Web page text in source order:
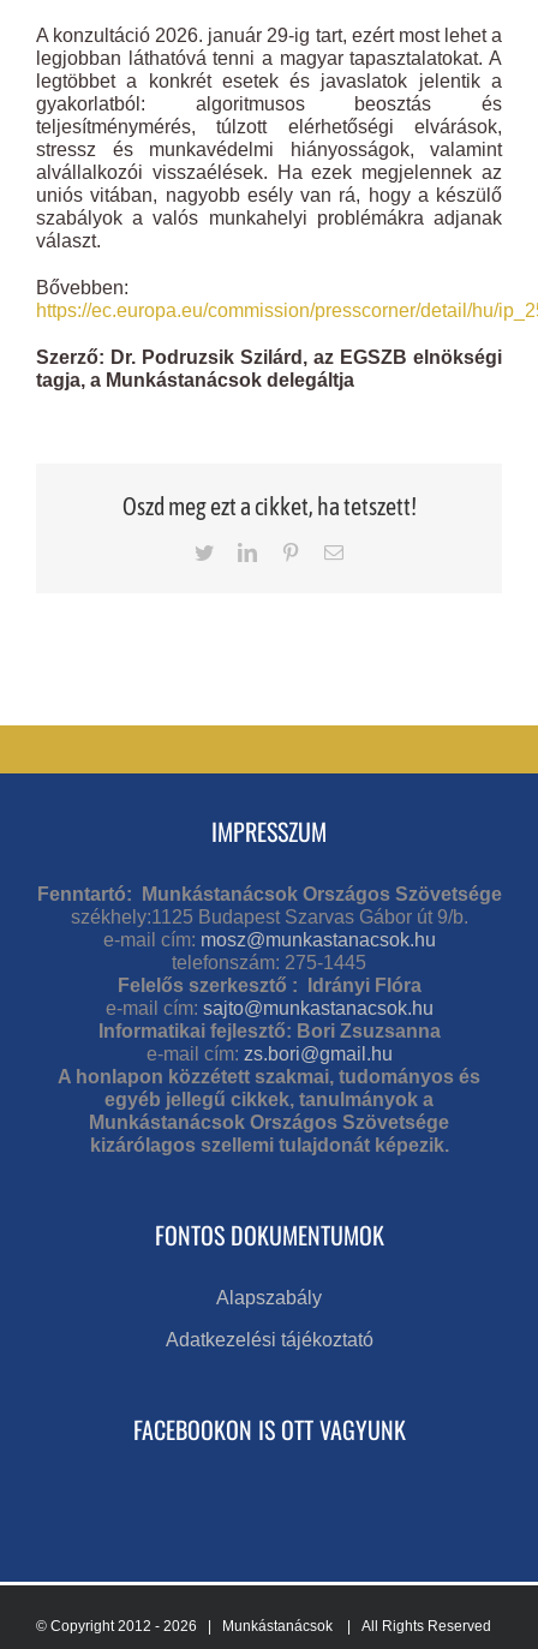
A konzultáció 2026. január 29-ig tart, ezért most lehet a
legjobban láthatóvá tenni a magyar tapasztalatokat. A
legtöbbet a konkrét esetek és javaslatok jelentik a
gyakorlatból: algoritmusos beosztás és
teljesítménymérés, túlzott elérhetőségi elvárások,
stressz és munkavédelmi hiányosságok, valamint
alvállalkozói visszaélések. Ha ezek megjelennek az
uniós vitában, nagyobb esély van rá, hogy a készülő
szabályok a valós munkahelyi problémákra adjanak
választ.
Bővebben:
https://ec.europa.eu/commission/presscorner/detail/hu/
Szerző: Dr. Podruzsik Szilárd, az EGSZB elnökségi
tagja, a Munkástanácsok delegáltja
Oszd meg ezt a cikket, ha tetszett!
TwitterLinkedInPinterestEmail
IMPRESSZUM
Fenntartó: Munkástanácsok Országos Szövetsége
székhely:1125 Budapest Szarvas Gábor út 9/b.
e-mail cím: mosz@munkastanacsok.hu
telefonszám: 275-1445
Felelős szerkesztő : Idrányi Flóra
e-mail cím: sajto@munkastanacsok.hu
Informatikai fejlesztő: Bori Zsuzsanna
e-mail cím: zs.bori@gmail.hu
A honlapon közzétett szakmai, tudományos és
egyéb jellegű cikkek, tanulmányok a
Munkástanácsok Országos Szövetsége
kizárólagos szellemi tulajdonát képezik.
FONTOS DOKUMENTUMOK
Alapszabály
Adatkezelési tájékoztató
FACEBOOKON IS OTT VAGYUNK
© Copyright 2012 - 2026 | Munkástanácsok | All Rights Reserved